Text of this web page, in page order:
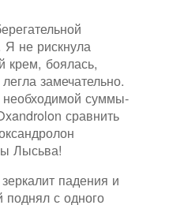
Я не рискнула
крем, боялась,
замечательно.
необходимой суммы-
сравнить
Лысьва!
падения и
с одного